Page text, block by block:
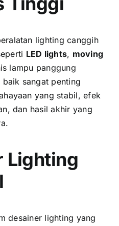
lighting canggih
LED lights, moving
lampu panggung
sangat penting
yang stabil, efek
dan hasil akhir yang
Lighting
desainer lighting yang